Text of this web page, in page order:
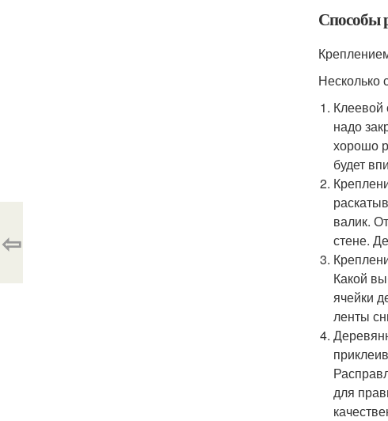
Способы
Несколько
Клеевой
надо
хорошо
будет
валик.
стене.
Какой
ячейки
ленты
для
⇦